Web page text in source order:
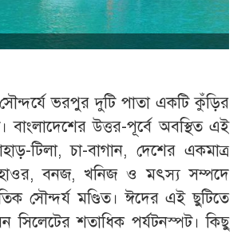
ভরপুর দুটি পাতা একটি কুঁড়ির
বাংলাদেশের উত্তর-পূর্বে অবস্থিত এই
টিলা, চা-বাগান, দেশের একমাত্র
বনজ, খনিজ ও মৎস্য সম্পদে
সৌন্দর্য মণ্ডিত। ঈদের এই ছুটিতে
সিলেটের শতাধিক পর্যটনস্পট। কিছু